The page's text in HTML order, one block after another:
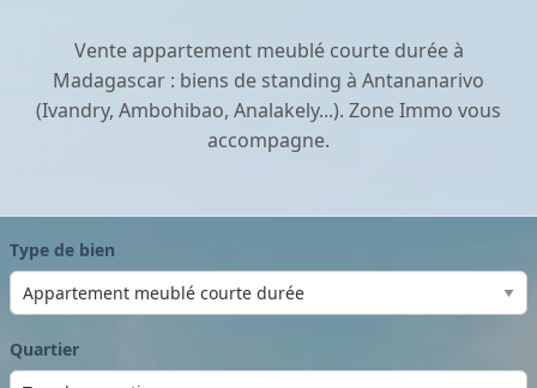
Vente appartement meublé courte durée à
Madagascar : biens de standing à Antananarivo
(Ivandry, Ambohibao, Analakely...). Zone Immo vous
accompagne.
Type de bien
Quartier